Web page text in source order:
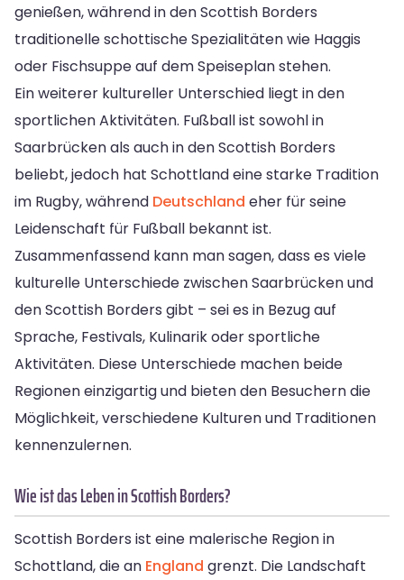
genießen, während in den Scottish Borders
traditionelle schottische Spezialitäten wie Haggis
oder Fischsuppe auf dem Speiseplan stehen.
Ein weiterer kultureller Unterschied liegt in den
sportlichen Aktivitäten. Fußball ist sowohl in
Saarbrücken als auch in den Scottish Borders
beliebt, jedoch hat Schottland eine starke Tradition
im Rugby, während Deutschland eher für seine
Leidenschaft für Fußball bekannt ist.
Zusammenfassend kann man sagen, dass es viele
kulturelle Unterschiede zwischen Saarbrücken und
den Scottish Borders gibt – sei es in Bezug auf
Sprache, Festivals, Kulinarik oder sportliche
Aktivitäten. Diese Unterschiede machen beide
Regionen einzigartig und bieten den Besuchern die
Möglichkeit, verschiedene Kulturen und Traditionen
kennenzulernen.
Wie ist das Leben in Scottish Borders?
Scottish Borders ist eine malerische Region in
Schottland, die an England grenzt. Die Landschaft